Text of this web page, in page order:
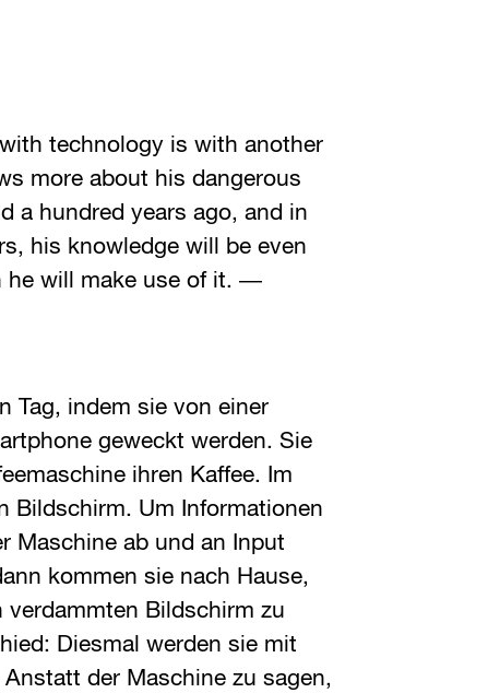
technology is with another
more about his dangerous
a hundred years ago, and in
his knowledge will be even
he will make use of it. ―
Tag, indem sie von einer
geweckt werden. Sie
ihren Kaffee. Im
Bildschirm. Um Informationen
Maschine ab und an Input
kommen sie nach Hause,
verdammten Bildschirm zu
Diesmal werden sie mit
der Maschine zu sagen,